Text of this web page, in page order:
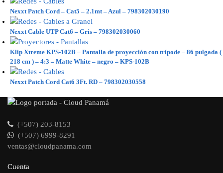
Nexxt Patch Cord – Cat5 – 2.1mt – Azul – 798302030190
Nexxt Cable UTP Cat6 – Gris – 798302030060
Klip Xtreme KPS-102B – Pantalla de proyección con trípode – 86 pulgada (
218 cm ) – 4:3 – Matte White – negro – KPS-102B
Nexxt Patch Cord Cat6 3Ft. RD – 798302030558
(+507) 203-8153
(+507) 6999-8291
ventas@cloudpanama.com
Cuenta